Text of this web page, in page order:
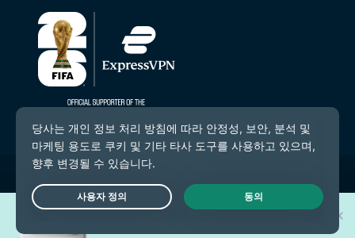
개인 정보 보호 정책
서비스 약관
Live Chat
새로운iPhone 17 Pro
30대 중